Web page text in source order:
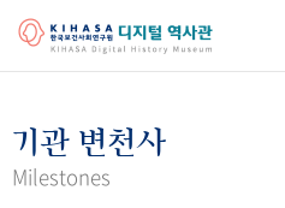
걸어온 길 기관 변천사
기관 변천사
Milestones